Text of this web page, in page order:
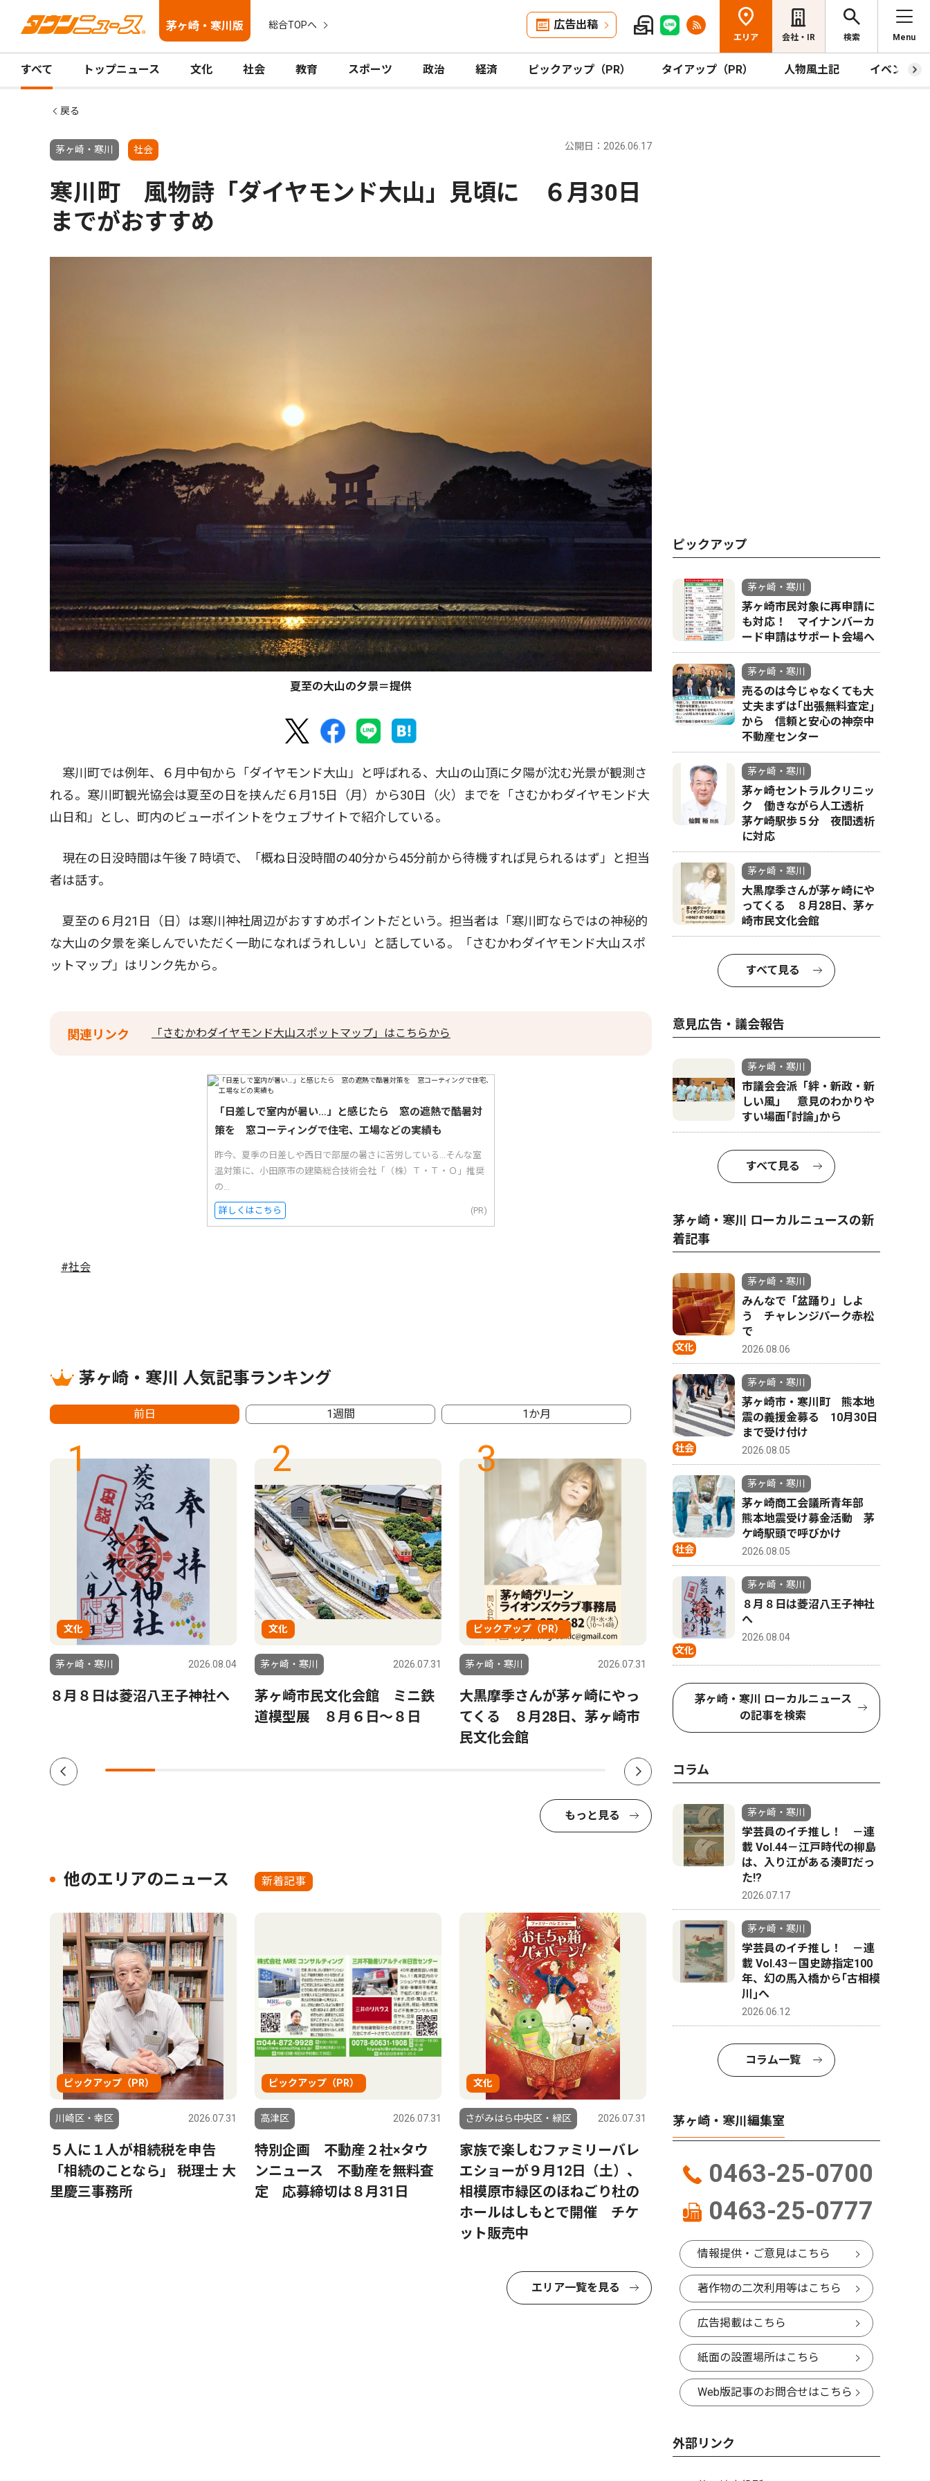
茅ヶ崎・寒川版 総合TOPへ 広告出稿
エリア 会社・IR 検索 Menu
すべて トップニュース 文化 社会 教育 スポーツ 政治 経済 ピックアップ（PR） タイアップ（PR） 人物風土記 イベント
戻る
茅ヶ崎・寒川 社会 公開日：2026.06.17
寒川町 風物詩「ダイヤモンド大山」見頃に ６月30日
までがおすすめ
夏至の大山の夕景＝提供
寒川町では例年、６月中旬から「ダイヤモンド大山」と呼ばれる、大山の山頂に夕陽が沈む光景が観測さ
れる。寒川町観光協会は夏至の日を挟んだ６月15日（月）から30日（火）までを「さむかわダイヤモンド大
山日和」とし、町内のビューポイントをウェブサイトで紹介している。
現在の日没時間は午後７時頃で、「概ね日没時間の40分から45分前から待機すれば見られるはず」と担当
者は話す。
夏至の６月21日（日）は寒川神社周辺がおすすめポイントだという。担当者は「寒川町ならではの神秘的
な大山の夕景を楽しんでいただく一助になればうれしい」と話している。「さむかわダイヤモンド大山スポ
ットマップ」はリンク先から。
関連リンク 「さむかわダイヤモンド大山スポットマップ」はこちらから
「日差しで室内が暑い…」と感じたら 窓の遮熱で酷暑対
策を 窓コーティングで住宅、工場などの実績も
昨今、夏季の日差しや西日で部屋の暑さに苦労している...そんな室
温対策に、小田原市の建築総合技術会社「（株）Ｔ・Ｔ・Ｏ」推奨
の...
詳しくはこちら (PR)
#社会
茅ヶ崎・寒川 人気記事ランキング
前日 1週間 1か月
1
文化
茅ヶ崎・寒川 2026.08.04
８月８日は菱沼八王子神社へ
2
文化
茅ヶ崎・寒川 2026.07.31
茅ヶ崎市民文化会館 ミニ鉄
道模型展 ８月６日〜８日
3
ピックアップ（PR）
茅ヶ崎・寒川 2026.07.31
大黒摩季さんが茅ヶ崎にやっ
てくる ８月28日、茅ヶ崎市
民文化会館
4
文化
茅ヶ崎・寒川 2026.07.31
寒川神社参集殿で夏祭り 盆
踊りや縁日で活気
茅ヶ崎・寒
茅ヶ崎
出馬表
もっと見る
他のエリアのニュース 新着記事
ピックアップ（PR）
川崎区・幸区 2026.07.31
５人に１人が相続税を申告
「相続のことなら」 税理士 大
里慶三事務所
ピックアップ（PR）
高津区 2026.07.31
特別企画 不動産２社×タウ
ンニュース 不動産を無料査
定 応募締切は８月31日
文化
さがみはら中央区・緑区 2026.07.31
家族で楽しむファミリーバレ
エショーが９月12日（土）、
相模原市緑区のほねごり杜の
ホールはしもとで開催 チケ
ット販売中
エリア一覧を見る
ピックアップ
茅ヶ崎・寒川
茅ヶ崎市民対象に再申請に
も対応！ マイナンバーカ
ード申請はサポート会場へ
茅ヶ崎・寒川
売るのは今じゃなくても大
丈夫まずは｢出張無料査定｣
から 信頼と安心の神奈中
不動産センター
茅ヶ崎・寒川
茅ヶ崎セントラルクリニッ
ク 働きながら人工透析
茅ケ崎駅歩５分 夜間透析
に対応
茅ヶ崎・寒川
大黒摩季さんが茅ヶ崎にや
ってくる ８月28日、茅ヶ
崎市民文化会館
すべて見る
意見広告・議会報告
茅ヶ崎・寒川
市議会会派「絆・新政・新
しい風」 意見のわかりや
すい場面｢討論｣から
すべて見る
茅ヶ崎・寒川 ローカルニュースの新
着記事
文化
茅ヶ崎・寒川
みんなで「盆踊り」しよ
う チャレンジパーク赤松
で
2026.08.06
社会
茅ヶ崎・寒川
茅ヶ崎市・寒川町 熊本地
震の義援金募る 10月30日
まで受け付け
2026.08.05
社会
茅ヶ崎・寒川
茅ヶ崎商工会議所青年部
熊本地震受け募金活動 茅
ケ崎駅頭で呼びかけ
2026.08.05
文化
茅ヶ崎・寒川
８月８日は菱沼八王子神社
へ
2026.08.04
茅ヶ崎・寒川 ローカルニュース
の記事を検索
コラム
茅ヶ崎・寒川
学芸員のイチ推し！ －連
載 Vol.44－江戸時代の柳島
は、入り江がある湊町だっ
た!?
2026.07.17
茅ヶ崎・寒川
学芸員のイチ推し！ －連
載 Vol.43－国史跡指定100
年、幻の馬入橋から｢古相模
川｣へ
2026.06.12
コラム一覧
茅ヶ崎・寒川編集室
0463-25-0700
0463-25-0777
情報提供・ご意見はこちら
著作物の二次利用等はこちら
広告掲載はこちら
紙面の設置場所はこちら
Web版記事のお問合せはこちら
外部リンク